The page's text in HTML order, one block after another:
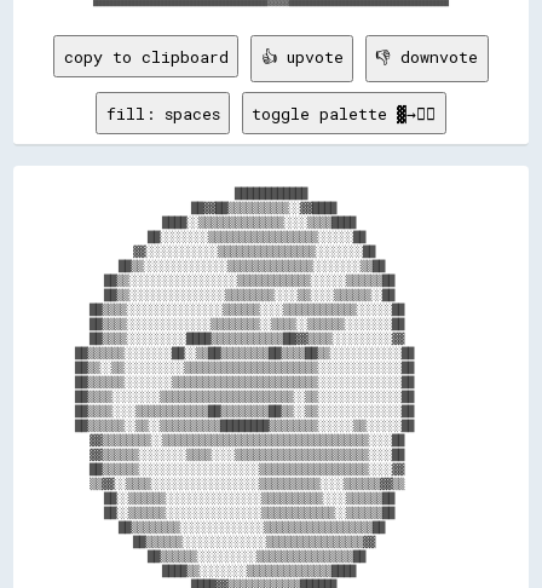
copy to clipboard 👍 upvote 👎 downvote
fill: spaces toggle palette ▓→✊🏽
                      ████████████
                ██▓▓██▒▒▒▒▒▒▒▒▒▒░░▓▓████
            ████░░▒▒▒▒▒▒▒▒▒▒▒▒▒▒░░░░▒▒▒▒████
          ██░░░░░░░░▒▒▒▒▒▒▒▒▒▒▒▒▒▒▒▒▒▒░░░░░░██
        ▓▓░░░░░░░░░░░░▒▒▒▒▒▒▒▒▒▒▒▒▒▒▒▒░░░░░░░░██
      ██▒▒░░░░░░░░░░░░░░▒▒▒▒▒▒▒▒▒▒▒▒▒▒░░░░░░░░▒▒██
    ██▒▒░░░░░░░░░░░░░░░░░░▒▒▒▒▒▒▒▒▒▒▒▒░░░░░░▒▒▒▒▒▒██
    ██▒▒░░░░░░░░░░░░░░░░▒▒▒▒▒▒▒▒░░░░▒▒░░░░▒▒▒▒▒▒░░██
  ██▒▒▒▒░░░░░░░░░░░░░░░░▒▒▒▒▒▒░░░░▒▒▒▒▒▒▒▒▒▒▒▒░░░░░░██
  ██▒▒▒▒░░░░░░░░░░░░░░▒▒▒▒▒▒▒▒░░▒▒▒▒░░▒▒▒▒▒▒░░░░░░░░██
  ██▒▒▒▒░░░░░░░░░░████▒▒▒▒▒▒▒▒▒▒▒▒██▓▓▒▒▒▒░░░░░░░░░░▓▓
██▒▒▒▒▒▒░░░░░░░░██░░▒▒██▒▒▒▒▒▒▒▒██▒▒▒▒██▒▒░░░░░░░░░░░░██
██▒▒░░▒▒░░░░░░░░░░▒▒▒▒▒▒▒▒▒▒▒▒▒▒▒▒▒▒▒▒▒▒░░░░░░░░░░░░░░██
██▒▒▒▒▒▒░░░░░░░░▒▒▒▒▒▒▒▒▒▒▒▒▒▒▒▒▒▒▒▒▒▒▒▒░░░░░░░░░░░░░░██
██▒▒▒▒░░░░░░░░▒▒▒▒▒▒▒▒▒▒▒▒▒▒▒▒▒▒▒▒▒▒░░▒▒░░░░░░░░░░░░░░██
██▒▒▒▒░░░░▒▒▒▒▒▒▒▒▒▒▒▒██▒▒▒▒▒▒▒▒██▒▒░░▒▒░░░░░░░░░░░░░░██
██▒▒▒▒▒▒░░▒▒░░▒▒▒▒▒▒▒▒▒▒████████▒▒▒▒▒▒▒▒░░░░░░▒▒░░░░░░██
  ▓▓▒▒▒▒▒▒▒▒░░▒▒▒▒▒▒▒▒▒▒▒▒▒▒▒▒▒▒▒▒▒▒▒▒▒▒▒▒▒▒▒▒▒▒░░░░██
  ▓▓▒▒▒▒▒▒░░░░░░░░▒▒▒▒░░░░▒▒▒▒▒▒▒▒▒▒▒▒▒▒▒▒▒▒▒▒▒▒░░░░██
  ██▒▒▒▒▒▒░░░░░░░░░░░░░░░░░░░░▒▒▒▒▒▒▒▒▒▒▒▒▒▒▒▒▒▒░░░░▓▓
  ▒▒▓▓░░▒▒▒▒░░░░░░░░░░░░░░░░░░▒▒▒▒▒▒▒▒▒▒░░░░▒▒▒▒▒▒▓▓▒▒
    ██░░▒▒▒▒▒▒░░░░░░░░░░░░░░░░▒▒▒▒▒▒▒▒▒▒░░░░▒▒▒▒▒▒██
    ██░░▒▒▒▒▒▒░░░░░░░░░░░░░░░░▒▒▒▒▒▒▒▒▒▒▒▒░░▒▒▒▒▒▒██
      ██▒▒▒▒▒▒▒▒░░░░░░░░░░░░░░▒▒▒▒▒▒▒▒▒▒▒▒▒▒▒▒▒▒██
        ██▒▒▒▒▒▒░░░░░░░░░░░░░░▒▒▒▒▒▒▒▒▒▒▒▒▒▒▒▒▓▓
          ██▒▒▒▒▒▒░░░░░░░░░░▒▒▒▒▒▒▒▒▒▒▒▒▒▒▒▒██
            ████▒▒░░░░░░░░▒▒▒▒▒▒▒▒▒▒▒▒▒▒████
                ████▓▓▒▒▒▒▒▒▒▒▒▒▒▒██████